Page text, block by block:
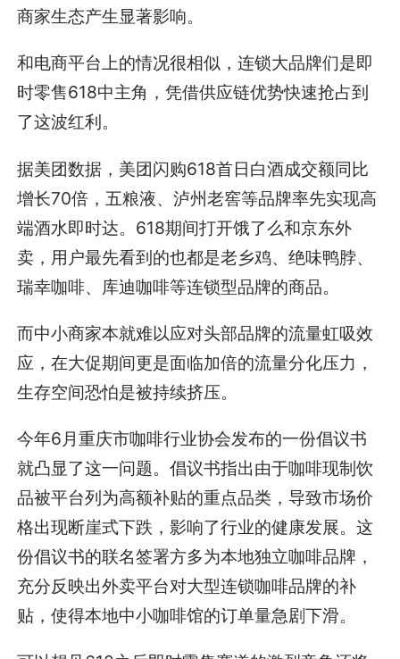
商家生态产生显著影响。
和电商平台上的情况很相似，连锁大品牌们是即
时零售618中主角，凭借供应链优势快速抢占到
了这波红利。
据美团数据，美团闪购618首日白酒成交额同比
增长70倍，五粮液、泸州老窖等品牌率先实现高
端酒水即时达。618期间打开饿了么和京东外
卖，用户最先看到的也都是老乡鸡、绝味鸭脖、
瑞幸咖啡、库迪咖啡等连锁型品牌的商品。
而中小商家本就难以应对头部品牌的流量虹吸效
应，在大促期间更是面临加倍的流量分化压力，
生存空间恐怕是被持续挤压。
今年6月重庆市咖啡行业协会发布的一份倡议书
就凸显了这一问题。倡议书指出由于咖啡现制饮
品被平台列为高额补贴的重点品类，导致市场价
格出现断崖式下跌，影响了行业的健康发展。这
份倡议书的联名签署方多为本地独立咖啡品牌，
充分反映出外卖平台对大型连锁咖啡品牌的补
贴，使得本地中小咖啡馆的订单量急剧下滑。